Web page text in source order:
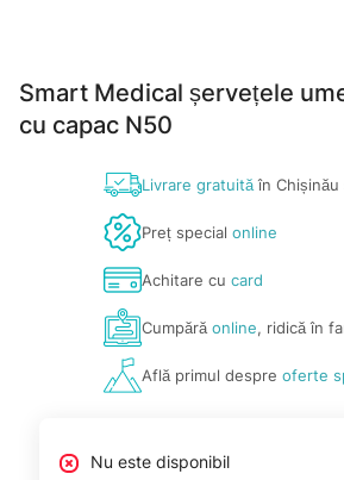
Smart Medical șervețele
cu capac N50
Livrare gratuităîn Chișinău
Preț special online
Achitare cu card
Cumpărăonline, ridică în
Află primul despre oferte
Nu este disponibil